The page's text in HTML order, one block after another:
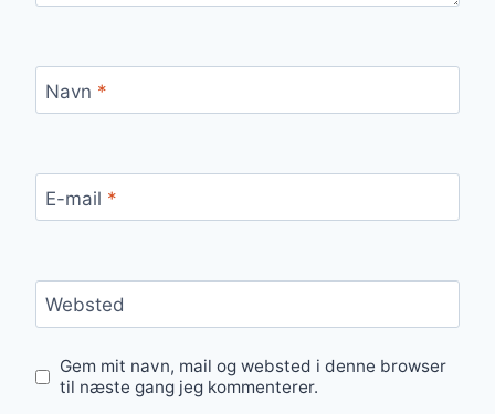
Navn *
E-mail *
Websted
Gem mit navn, mail og websted i denne browser
til næste gang jeg kommenterer.